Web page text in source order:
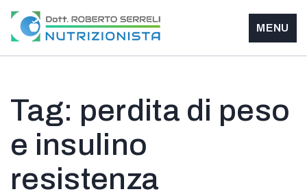
Nutrizionista
Dott. Serreli
MENU
Tag: perdita di peso
e insulino
resistenza